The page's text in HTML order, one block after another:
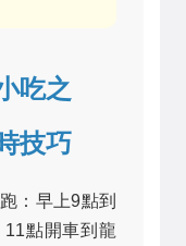
吃之
技巧
：早上9點到
點開車到龍